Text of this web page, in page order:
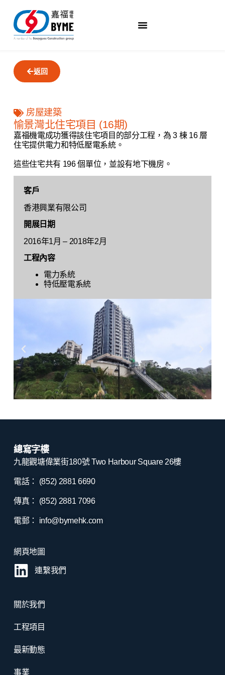
返回
房屋建築
愉景灣北住宅項目 (16期)
嘉福機電成功獲得該住宅項目的部分工程，為 3 棟 16 層
住宅提供電力和特低壓電系統。
這些住宅共有 196 個單位，並設有地下機房。
客戶
香港興業有限公司
開展日期
2016年1月 – 2018年2月
工程內容
電力系統
特低壓電系統
總寫字樓
九龍觀塘偉業街180號 Two Harbour Square 26樓
電話： (852) 2881 6690
傳真： (852) 2881 7096
電郵： info@bymehk.com
網頁地圖
連繫我們
關於我們
工程項目
最新動態
事業